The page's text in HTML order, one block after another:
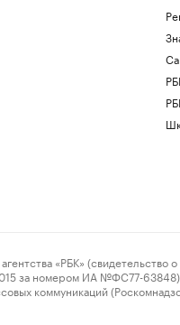
«РБК» (свидетельство о
за номером ИА №ФС77-63848)
коммуникаций